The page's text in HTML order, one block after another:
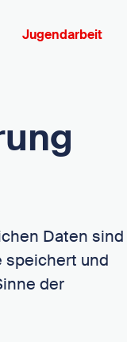
Jugendarbeit
Daten sind
speichert und
der